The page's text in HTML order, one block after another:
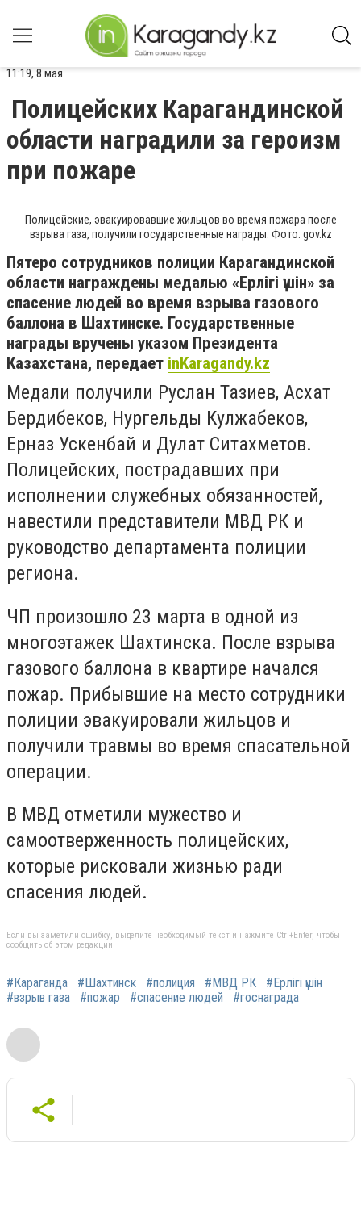
11:19, 8 мая
Полицейских Карагандинской
области наградили за героизм
при пожаре
Полицейские, эвакуировавшие жильцов во время пожара после
взрыва газа, получили государственные награды. Фото: gov.kz
Пятеро сотрудников полиции Карагандинской
области награждены медалью «Ерлігі үшін» за
спасение людей во время взрыва газового
баллона в Шахтинске. Государственные
награды вручены указом Президента
Казахстана, передает inKaragandy.kz
Медали получили Руслан Тазиев, Асхат
Бердибеков, Нургельды Кулжабеков,
Ерназ Ускенбай и Дулат Ситахметов.
Полицейских, пострадавших при
исполнении служебных обязанностей,
навестили представители МВД РК и
руководство департамента полиции
региона.
ЧП произошло 23 марта в одной из
многоэтажек Шахтинска. После взрыва
газового баллона в квартире начался
пожар. Прибывшие на место сотрудники
полиции эвакуировали жильцов и
получили травмы во время спасательной
операции.
В МВД отметили мужество и
самоотверженность полицейских,
которые рисковали жизнью ради
спасения людей.
Если вы заметили ошибку, выделите необходимый текст и нажмите Ctrl+Enter, чтобы
сообщить об этом редакции
#Караганда #Шахтинск #полиция #МВД РК
#Ерлігі үшін
#взрыв газа
#пожар #спасение людей #госнаграда